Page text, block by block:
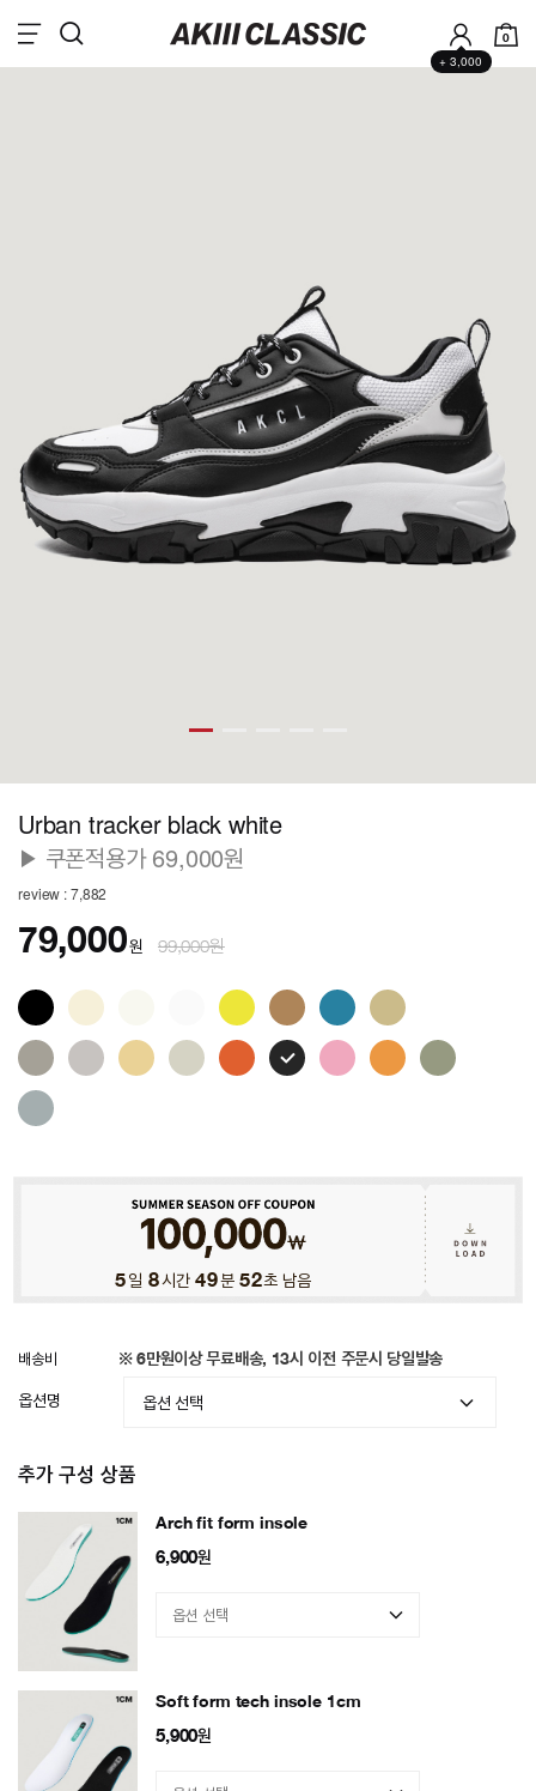
+ 3,000
0
Urban tracker black white
▶ 쿠폰적용가 69,000원
review : 7,882
79,000원 99,000원
5일 8시간 49분 49초 남음
배송비 ※ 6만원이상 무료배송, 13시 이전 주문시 당일발송
옵션명
추가 구성 상품
Arch fit form insole
6,900원
Soft form tech insole 1cm
5,900원